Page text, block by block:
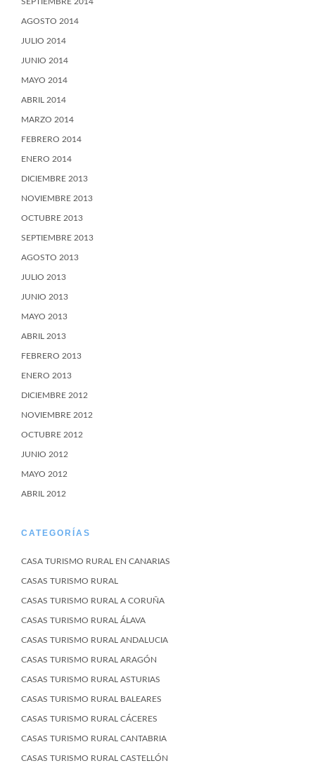
AGOSTO 2014
JULIO 2014
JUNIO 2014
MAYO 2014
ABRIL 2014
MARZO 2014
FEBRERO 2014
ENERO 2014
DICIEMBRE 2013
NOVIEMBRE 2013
OCTUBRE 2013
SEPTIEMBRE 2013
AGOSTO 2013
JULIO 2013
JUNIO 2013
MAYO 2013
ABRIL 2013
FEBRERO 2013
ENERO 2013
DICIEMBRE 2012
NOVIEMBRE 2012
OCTUBRE 2012
JUNIO 2012
MAYO 2012
ABRIL 2012
CATEGORÍAS
CASA TURISMO RURAL EN CANARIAS
CASAS TURISMO RURAL
CASAS TURISMO RURAL A CORUÑA
CASAS TURISMO RURAL ÁLAVA
CASAS TURISMO RURAL ANDALUCIA
CASAS TURISMO RURAL ARAGÓN
CASAS TURISMO RURAL ASTURIAS
CASAS TURISMO RURAL BALEARES
CASAS TURISMO RURAL CÁCERES
CASAS TURISMO RURAL CANTABRIA
CASAS TURISMO RURAL CASTELLÓN